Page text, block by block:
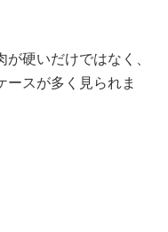
硬いだけではなく、
ースが多く見られま